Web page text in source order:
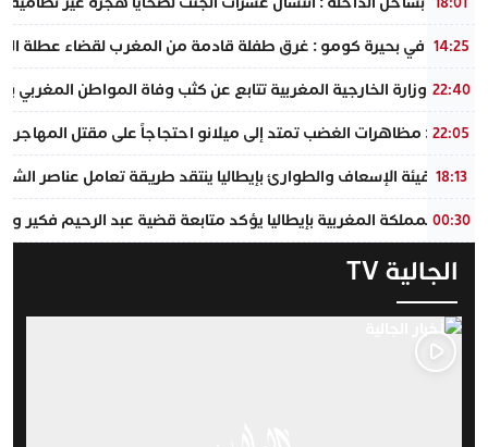
14:25
فاجعة في بحيرة كومو : غرق طفلة قادمة من المغرب لقضاء عطلة الصيف
22:40
عاجل : وزارة الخارجية المغربية تتابع عن كثب وفاة المواطن المغربي
22:05
إيطاليا : مظاهرات الغضب تمتد إلى ميلانو احتجاجاً على مقتل المهاجر
18:13
رئيس هيئة الإسعاف والطوارئ بإيطاليا ينتقد طريقة تعامل عناصر
00:30
سفير المملكة المغربية بإيطاليا يؤكد متابعة قضية عبد الرحيم فكير
الجالية TV